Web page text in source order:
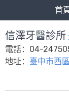
首
信澤牙醫診所
電話：04-
地址： 臺中市西